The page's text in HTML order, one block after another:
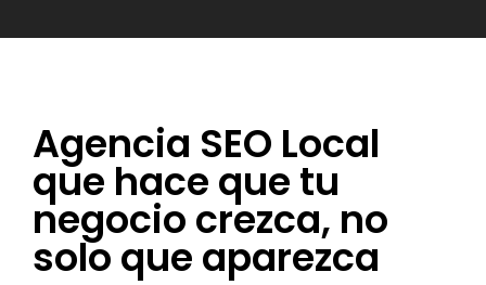
Agencia SEO Local
que hace que tu
negocio crezca, no
solo que aparezca